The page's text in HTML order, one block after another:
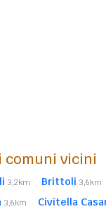
comuni vicini
3,2km Brittoli 3,6km
3,6km Civitella